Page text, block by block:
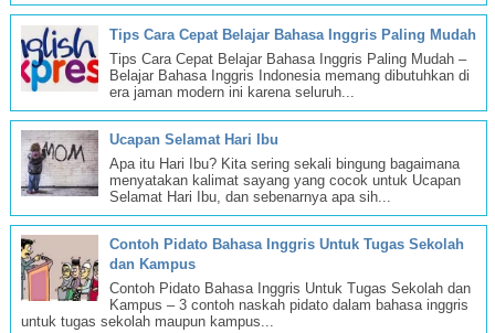
Tips Cara Cepat Belajar Bahasa Inggris Paling Mudah
Tips Cara Cepat Belajar Bahasa Inggris Paling Mudah –
Belajar Bahasa Inggris Indonesia memang dibutuhkan di
era jaman modern ini karena seluruh...
Ucapan Selamat Hari Ibu
Apa itu Hari Ibu? Kita sering sekali bingung bagaimana
menyatakan kalimat sayang yang cocok untuk Ucapan
Selamat Hari Ibu, dan sebenarnya apa sih...
Contoh Pidato Bahasa Inggris Untuk Tugas Sekolah
dan Kampus
Contoh Pidato Bahasa Inggris Untuk Tugas Sekolah dan
Kampus – 3 contoh naskah pidato dalam bahasa inggris
untuk tugas sekolah maupun kampus...